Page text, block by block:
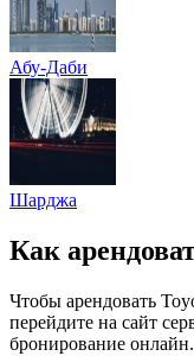
Абу-Даби
Шарджа
Как
Чтобы арендовать
перейдите на сайт
бронирование онлайн.